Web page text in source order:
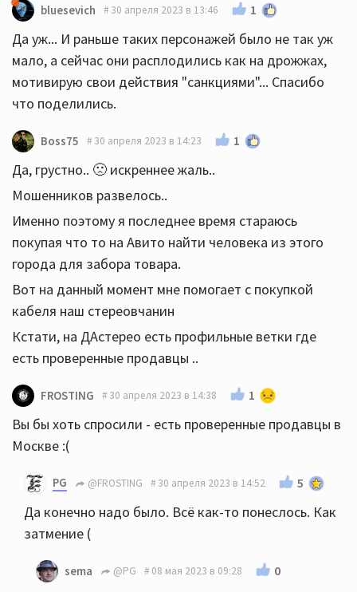
bluesevich 30 апреля 2023 в 13:46 1
Да уж... И раньше таких персонажей было не так уж
мало, а сейчас они расплодились как на дрожжах,
мотивирую свои действия "санкциями"... Спасибо
что поделились.
Boss75 30 апреля 2023 в 14:23 1
Да, грустно.. 🙁 искреннее жаль..
Мошенников развелось..
Именно поэтому я последнее время стараюсь
покупая что то на Авито найти человека из этого
города для забора товара.
Вот на данный момент мне помогает с покупкой
кабеля наш стереовчанин
Кстати, на ДАстерео есть профильные ветки где
есть проверенные продавцы ..
FROSTING 30 апреля 2023 в 14:38 1
Вы бы хоть спросили - есть проверенные продавцы в
Москве :(
PG @FROSTING 30 апреля 2023 в 14:52 5
Да конечно надо было. Всё как-то понеслось. Как
затмение (
sema @PG 08 мая 2023 в 09:28 0